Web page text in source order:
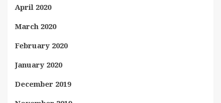
April 2020
March 2020
February 2020
January 2020
December 2019